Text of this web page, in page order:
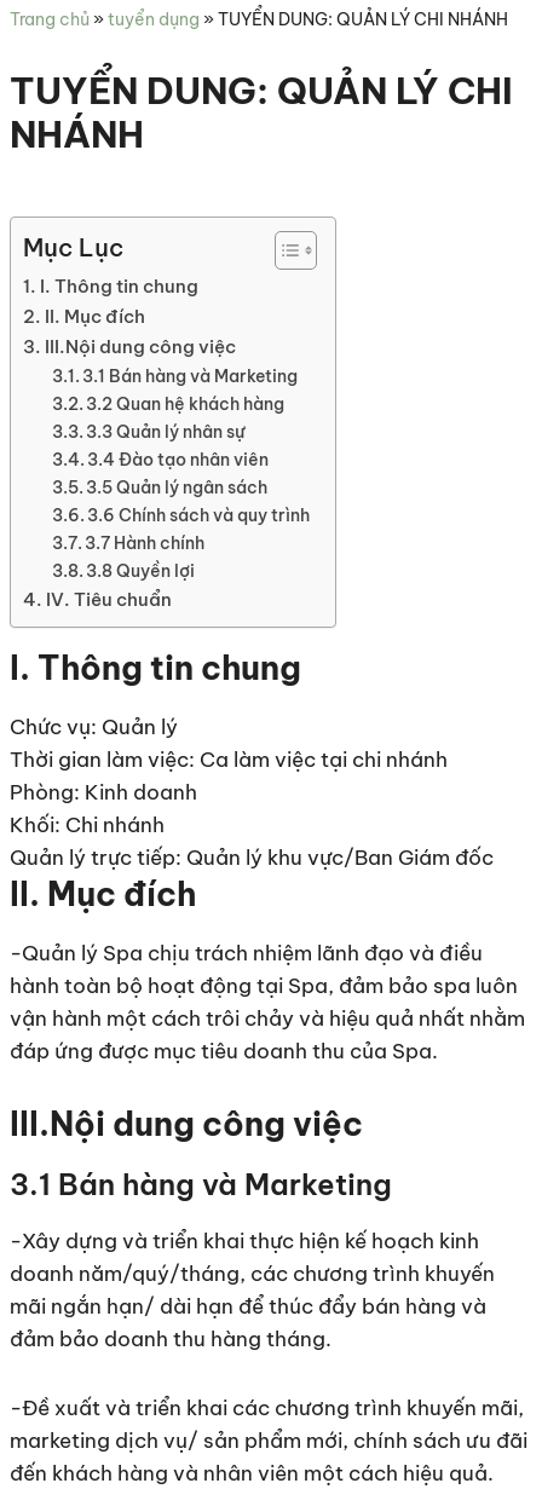
sức
Trang chủ »tuyển dụng »TUYỂN DUNG: QUẢN LÝ CHI NHÁNH
TUYỂN DUNG: QUẢN LÝ CHI
NHÁNH
Mục Lục
I. Thông tin chung
II. Mục đích
III.Nội dung công việc
3.1 Bán hàng và Marketing
3.2 Quan hệ khách hàng
3.3 Quản lý nhân sự
3.4 Đào tạo nhân viên
3.5 Quản lý ngân sách
3.6 Chính sách và quy trình
3.7 Hành chính
3.8 Quyền lợi
IV. Tiêu chuẩn
I. Thông tin chung
Chức vụ: Quản lý
Thời gian làm việc: Ca làm việc tại chi nhánh
Phòng: Kinh doanh
Khối: Chi nhánh
Quản lý trực tiếp: Quản lý khu vực/Ban Giám đốc
II. Mục đích
-Quản lý Spa chịu trách nhiệm lãnh đạo và điều
hành toàn bộ hoạt động tại Spa, đảm bảo spa luôn
vận hành một cách trôi chảy và hiệu quả nhất nhằm
đáp ứng được mục tiêu doanh thu của Spa.
III.Nội dung công việc
3.1 Bán hàng và Marketing
-Xây dựng và triển khai thực hiện kế hoạch kinh
doanh năm/quý/tháng, các chương trình khuyến
mãi ngắn hạn/ dài hạn để thúc đẩy bán hàng và
đảm bảo doanh thu hàng tháng.
-Đề xuất và triển khai các chương trình khuyến mãi,
marketing dịch vụ/ sản phẩm mới, chính sách ưu đãi
đến khách hàng và nhân viên một cách hiệu quả.